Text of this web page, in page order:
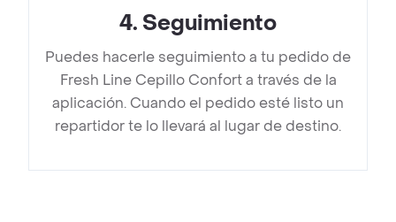
4. Seguimiento
Puedes hacerle seguimiento a tu pedido de
Fresh Line Cepillo Confort a través de la
aplicación. Cuando el pedido esté listo un
repartidor te lo llevará al lugar de destino.